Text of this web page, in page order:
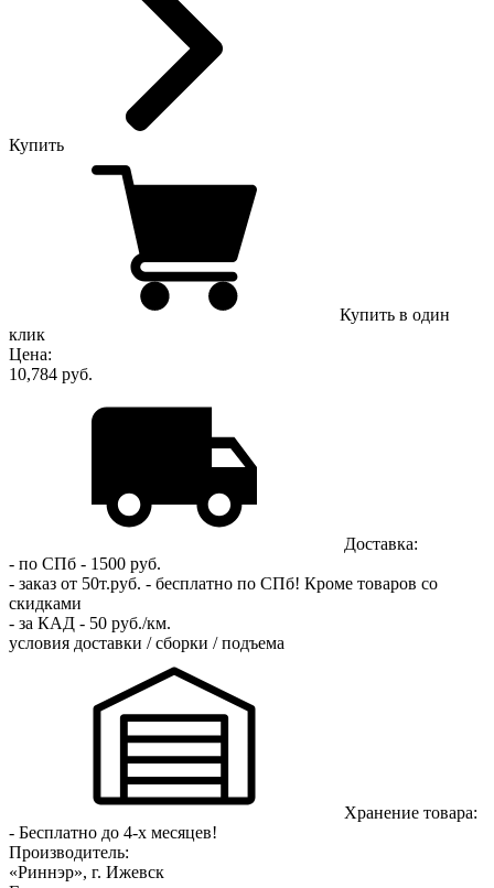
Купить
Купить в один
клик
Цена:
10,784 руб.
Доставка:
- по СПб - 1500 руб.
- заказ от 50т.руб. - бесплатно по СПб! Кроме товаров со
скидками
- за КАД - 50 руб./км.
условия доставки / сборки / подъема
Хранение товара:
- Бесплатно до 4-х месяцев!
Производитель:
«Риннэр», г. Ижевск